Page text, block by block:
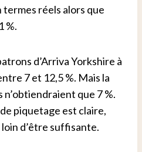
réels alors que
%.
d’Arriva Yorkshire à
7 et 12,5 %. Mais la
que 7 %.
de piquetage est claire,
d’être suffisante.